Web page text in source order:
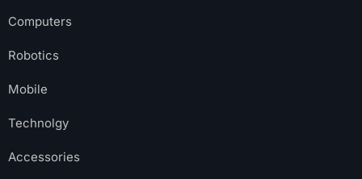
Computers
Robotics
Mobile
Technolgy
Accessories